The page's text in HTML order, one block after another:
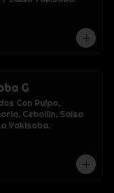
G
Con Pulpo,
Cebollin, Salsa
Yakisoba.